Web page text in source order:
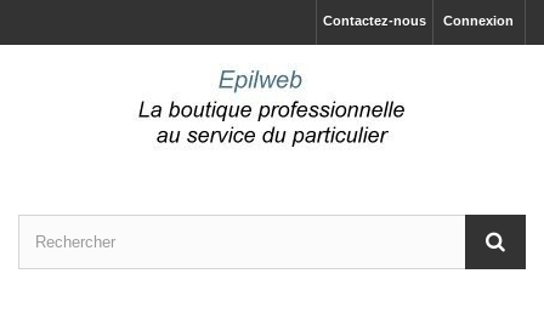
Connexion
Contactez-nous